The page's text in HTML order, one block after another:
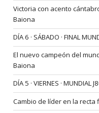
Victoria con acento
Baiona
DÍA 6 · SÁBADO · FINAL
El nuevo campeón del
Baiona
DÍA 5 · VIERNES · MUNDIAL
Cambio de líder en la recta